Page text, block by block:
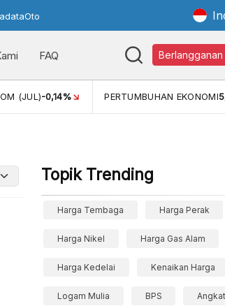
FAQ Berlangganan
EKONOMI5,11% PERTUMBUHAN
Topik Trending
Harga Tembaga Harga Perak
Harga Nikel Harga Gas Alam
Harga Kedelai Kenaikan Harga
Logam Mulia BPS